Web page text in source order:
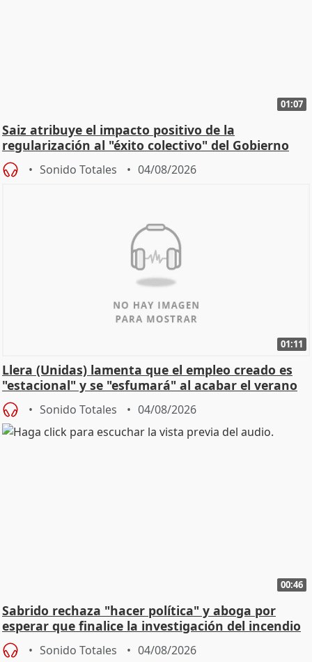
01:07
Saiz atribuye el impacto positivo de la
regularización al "éxito colectivo" del Gobierno
Sonido Totales 04/08/2026
01:11
Llera (Unidas) lamenta que el empleo creado es
"estacional" y se "esfumará" al acabar el verano
Sonido Totales 04/08/2026
00:46
Sabrido rechaza "hacer política" y aboga por
esperar que finalice la investigación del incendio
Sonido Totales 04/08/2026